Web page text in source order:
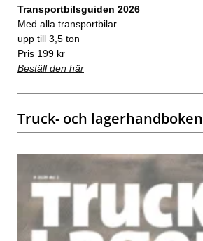
Transportbilsguiden 2026
Med alla transportbilar
upp till 3,5 ton
Pris 199 kr
Beställ den här
Truck- och lagerhandboken